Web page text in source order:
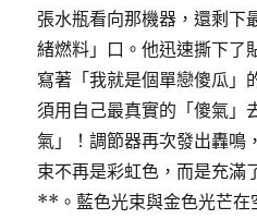
張水瓶看向那機器，還剩下
緒燃料」口。他迅速撕下了
寫著「我就是個單戀傻瓜」
須用自己最真實的「傻氣」
氣」！調節器再次發出轟鳴
束不再是彩虹色，而是充滿
**。藍色光束與金色光芒在